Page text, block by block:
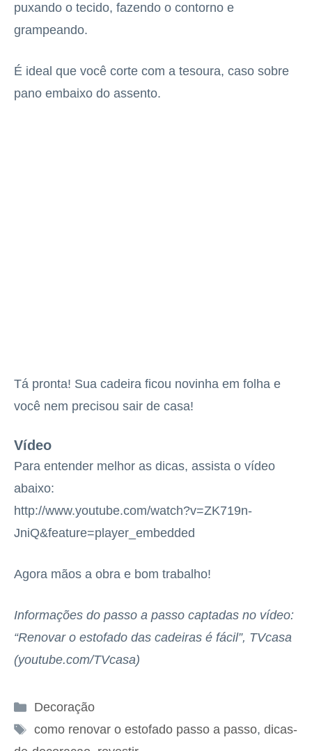
puxando o tecido, fazendo o contorno e
grampeando.
É ideal que você corte com a tesoura, caso sobre
pano embaixo do assento.
Tá pronta! Sua cadeira ficou novinha em folha e
você nem precisou sair de casa!
Vídeo
Para entender melhor as dicas, assista o vídeo
abaixo:
http://www.youtube.com/watch?v=ZK719n-
JniQ&feature=player_embedded
Agora mãos a obra e bom trabalho!
Informações do passo a passo captadas no vídeo:
“Renovar o estofado das cadeiras é fácil”, TVcasa
(youtube.com/TVcasa)
Categorias
Decoração
Tags
como renovar o estofado passo a passo, dicas-